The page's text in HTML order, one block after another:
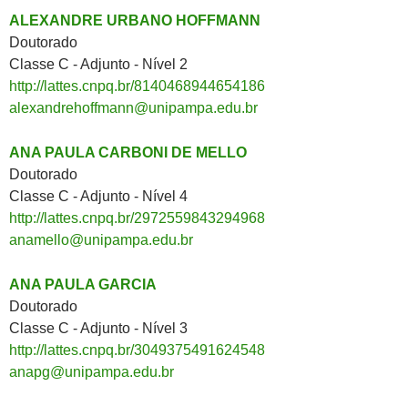
ALEXANDRE URBANO HOFFMANN
Doutorado
Classe C - Adjunto - Nível 2
http://lattes.cnpq.br/8140468944654186
alexandrehoffmann@unipampa.edu.br
ANA PAULA CARBONI DE MELLO
Doutorado
Classe C - Adjunto - Nível 4
http://lattes.cnpq.br/2972559843294968
anamello@unipampa.edu.br
ANA PAULA GARCIA
Doutorado
Classe C - Adjunto - Nível 3
http://lattes.cnpq.br/3049375491624548
anapg@unipampa.edu.br